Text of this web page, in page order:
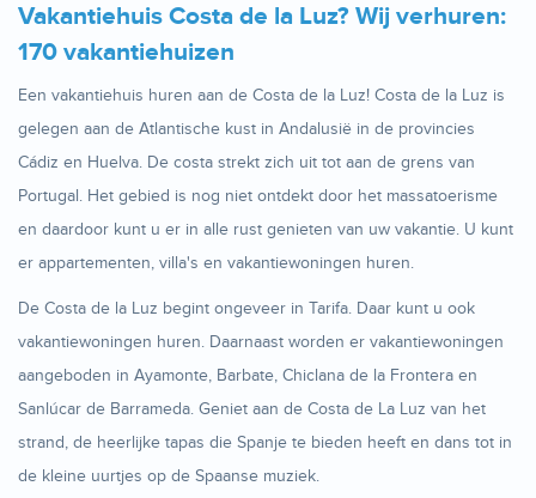
Vakantiehuis Costa de la Luz? Wij verhuren:
170 vakantiehuizen
Een vakantiehuis huren aan de Costa de la Luz! Costa de la Luz is
gelegen aan de Atlantische kust in Andalusië in de provincies
Cádiz en Huelva. De costa strekt zich uit tot aan de grens van
Portugal. Het gebied is nog niet ontdekt door het massatoerisme
en daardoor kunt u er in alle rust genieten van uw vakantie. U kunt
er appartementen, villa's en vakantiewoningen huren.
De Costa de la Luz begint ongeveer in Tarifa. Daar kunt u ook
vakantiewoningen huren. Daarnaast worden er vakantiewoningen
aangeboden in Ayamonte, Barbate, Chiclana de la Frontera en
Sanlúcar de Barrameda. Geniet aan de Costa de La Luz van het
strand, de heerlijke tapas die Spanje te bieden heeft en dans tot in
de kleine uurtjes op de Spaanse muziek.